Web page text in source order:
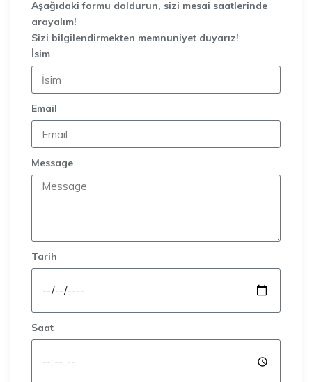
Aşağıdaki formu doldurun, sizi mesai saatlerinde
arayalım!
Sizi bilgilendirmekten memnuniyet duyarız!
İsim
Email
Message
Tarih
Saat